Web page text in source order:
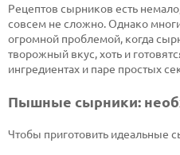
Рецептов сырников есть
совсем не сложно. Однако
огромной проблемой, когда
творожный вкус, хоть и
ингредиентах и паре простых
Пышные сырники:
Чтобы приготовить идеальные